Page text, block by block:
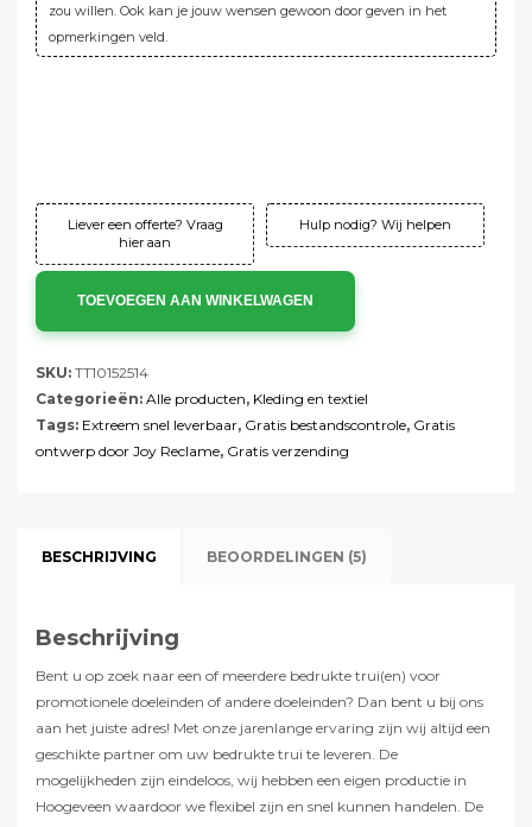
zou willen. Ook kan je jouw wensen gewoon door geven in het
opmerkingen veld.
Liever een offerte? Vraag
hier aan
Hulp nodig? Wij helpen
TOEVOEGEN AAN WINKELWAGEN
SKU: TT10152514
Categorieën: Alle producten, Kleding en textiel
Tags: Extreem snel leverbaar, Gratis bestandscontrole, Gratis
ontwerp door Joy Reclame, Gratis verzending
BESCHRIJVING BEOORDELINGEN (5)
Beschrijving
Bent u op zoek naar een of meerdere bedrukte trui(en) voor
promotionele doeleinden of andere doeleinden? Dan bent u bij ons
aan het juiste adres! Met onze jarenlange ervaring zijn wij altijd een
geschikte partner om uw bedrukte trui te leveren. De
mogelijkheden zijn eindeloos, wij hebben een eigen productie in
Hoogeveen waardoor we flexibel zijn en snel kunnen handelen. De